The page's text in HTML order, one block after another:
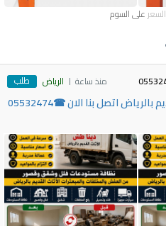
السعر على السوم
منذ ساعة الرياض طلب
دينا تخلص من الاثاث القديم بالرياض اتصل بنا الان ☎05532474